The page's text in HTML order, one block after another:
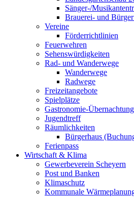
Sänger-/
Brauerei- und
Vereine
Förderrichtlinien
Feuerwehren
Sehenswürdigkeiten
Rad- und Wanderwege
Wanderwege
Radwege
Freizeitangebote
Spielplätze
Gastronomie-Übernachtung
Jugendtreff
Räumlichkeiten
Bürgerhaus
Ferienpass
Wirtschaft & Klima
Gewerbeverein Scheyern
Post und Banken
Klimaschutz
Kommunale